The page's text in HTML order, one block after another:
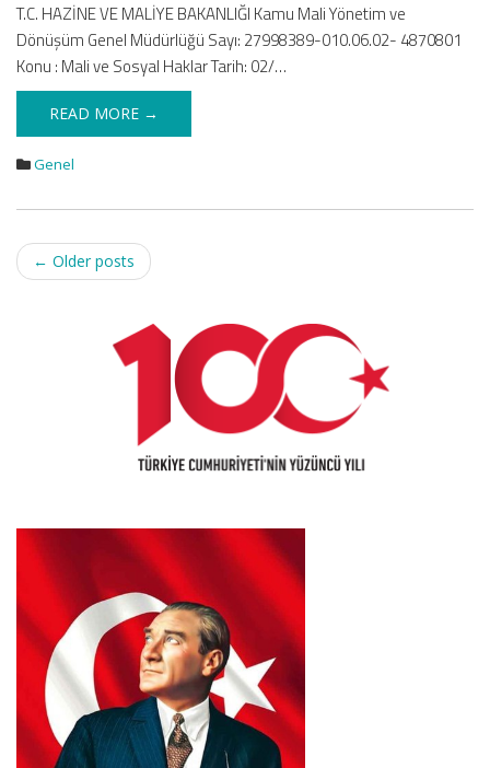
Tavanı
Açıklandı
için
T.C. HAZİNE VE MALİYE BAKANLIĞI Kamu Mali Yönetim ve
Dönüşüm Genel Müdürlüğü Sayı: 27998389-010.06.02- 4870801
Konu : Mali ve Sosyal Haklar Tarih: 02/…
READ MORE →
Genel
Post
navigation
← Older posts